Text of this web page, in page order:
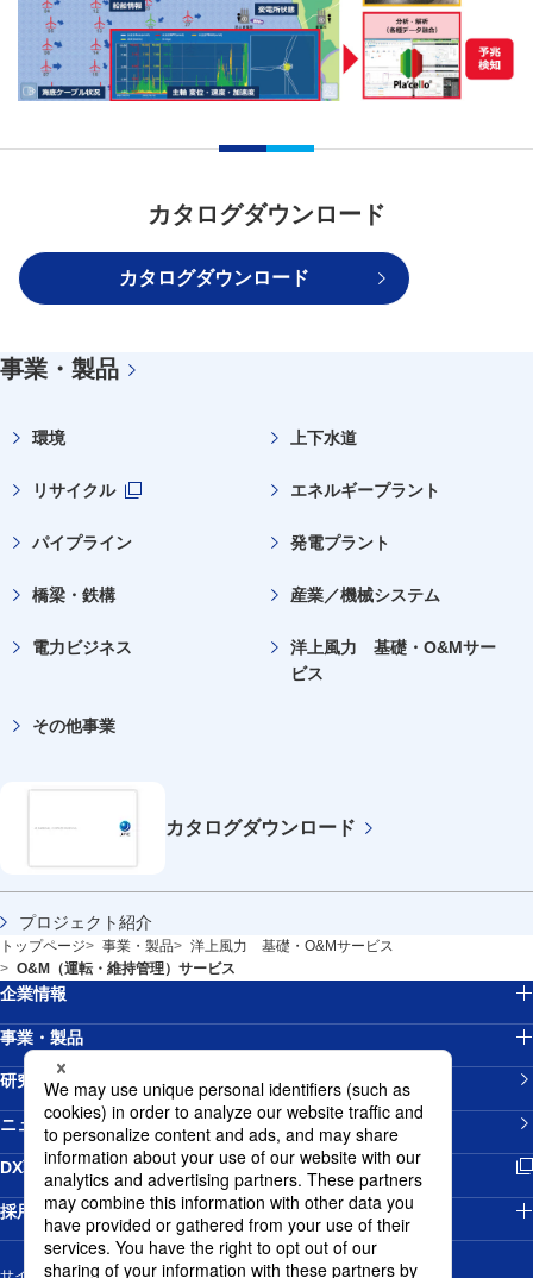
カタログダウンロード
カタログダウンロード
事業・製品
環境 上下水道
リサイクル
エネルギープラント
パイプライン 発電プラント
橋梁・鉄構 産業／機械システム
電力ビジネス
洋上風力 基礎・O&Mサー
ビス
その他事業
カタログダウンロード
プロジェクト紹介
トップページ 事業・製品
洋上風力 基礎・O&Mサービス
O&M（運転・維持管理）サービス
企業情報
事業・製品
研究開発
ニュースリリース
DX戦略新規ウィンドウを開きます
採用情報